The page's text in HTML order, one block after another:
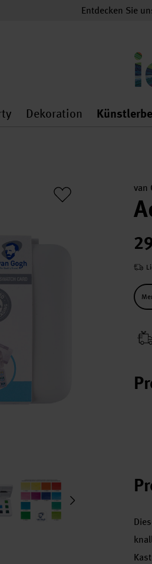
Entdecken Sie
general.openMenu
Party general.openMenu
Dekoration
van